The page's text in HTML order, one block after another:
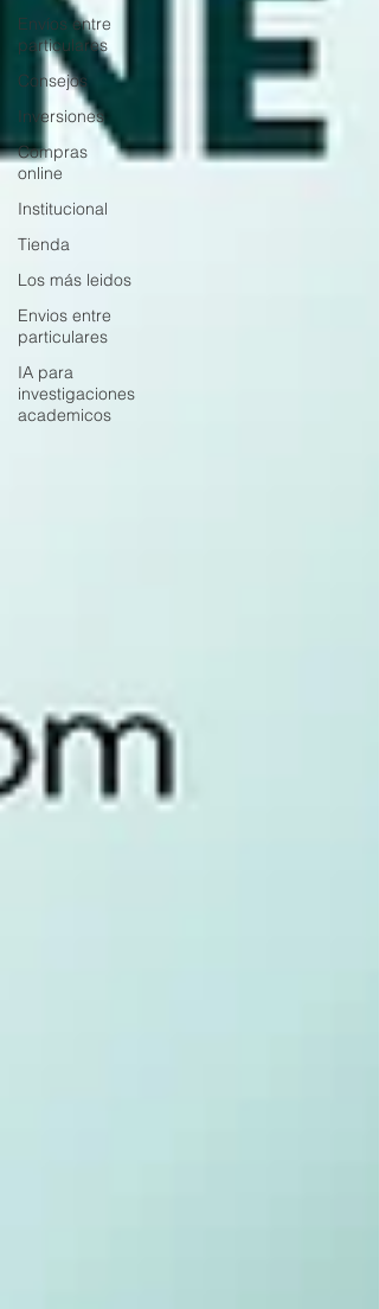
Envíos entre
particulares
Consejos
Inversiones
Compras
online
Institucional
Tienda
Los más leidos
Envios entre
particulares
IA para
investigaciones
academicos